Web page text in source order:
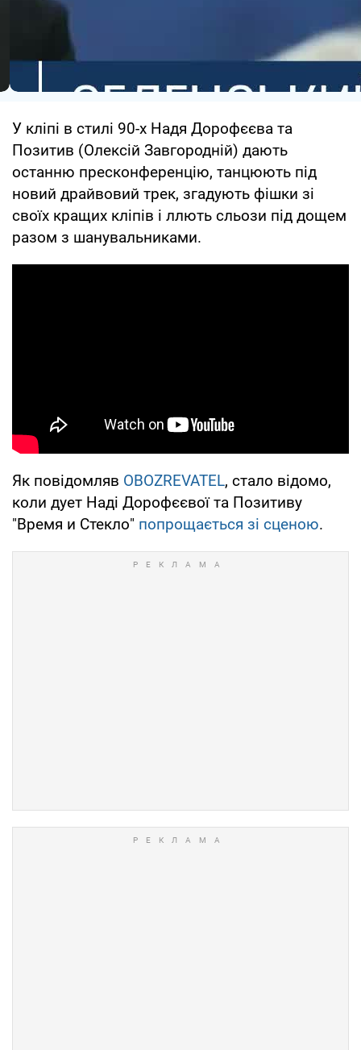
У кліпі в стилі 90-х Надя Дорофєєва та
Позитив (Олексій Завгородній) дають
останню пресконференцію, танцюють під
новий драйвовий трек, згадують фішки зі
своїх кращих кліпів і ллють сльози під дощем
разом з шанувальниками.
Як повідомляв OBOZREVATEL, стало відомо,
коли дует Наді Дорофєєвої та Позитиву
"Время и Стекло" попрощається зі сценою.